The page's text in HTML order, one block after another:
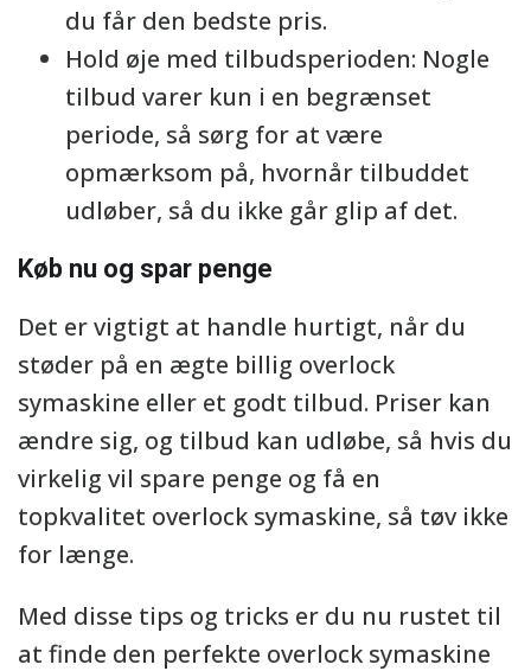
du får den bedste pris.
Hold øje med tilbudsperioden: Nogle
tilbud varer kun i en begrænset
periode, så sørg for at være
opmærksom på, hvornår tilbuddet
udløber, så du ikke går glip af det.
Køb nu og spar penge
Det er vigtigt at handle hurtigt, når du
støder på en ægte billig overlock
symaskine eller et godt tilbud. Priser kan
ændre sig, og tilbud kan udløbe, så hvis du
virkelig vil spare penge og få en
topkvalitet overlock symaskine, så tøv ikke
for længe.
Med disse tips og tricks er du nu rustet til
at finde den perfekte overlock symaskine